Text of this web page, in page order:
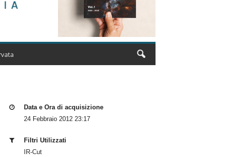
Data e Ora di acquisizione
24 Febbraio 2012 23:17
Filtri Utilizzati
IR-Cut